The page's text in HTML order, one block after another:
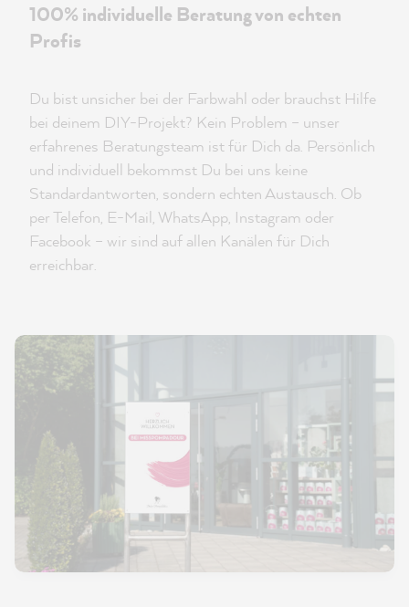
100% individuelle Beratung von echten
Profis
Du bist unsicher bei der Farbwahl oder brauchst Hilfe
bei deinem DIY-Projekt? Kein Problem – unser
erfahrenes Beratungsteam ist für Dich da. Persönlich
und individuell bekommst Du bei uns keine
Standardantworten, sondern echten Austausch. Ob
per Telefon, E-Mail, WhatsApp, Instagram oder
Facebook – wir sind auf allen Kanälen für Dich
erreichbar.